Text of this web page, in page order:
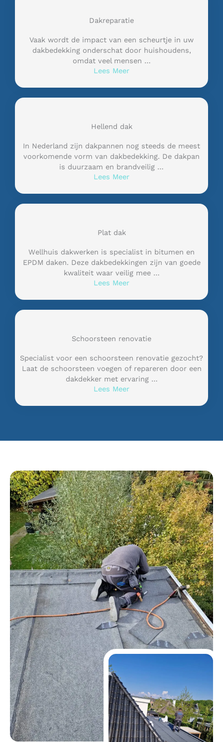
Dakreparatie
Vaak wordt de impact van een scheurtje in uw
dakbedekking onderschat door huishoudens,
omdat veel mensen …
Lees Meer
Hellend dak
In Nederland zijn dakpannen nog steeds de meest
voorkomende vorm van dakbedekking. De dakpan
is duurzaam en brandveilig …
Lees Meer
Plat dak
Wellhuis dakwerken is specialist in bitumen en
EPDM daken. Deze dakbedekkingen zijn van goede
kwaliteit waar veilig mee …
Lees Meer
Schoorsteen renovatie
Specialist voor een schoorsteen renovatie gezocht?
Laat de schoorsteen voegen of repareren door een
dakdekker met ervaring …
Lees Meer